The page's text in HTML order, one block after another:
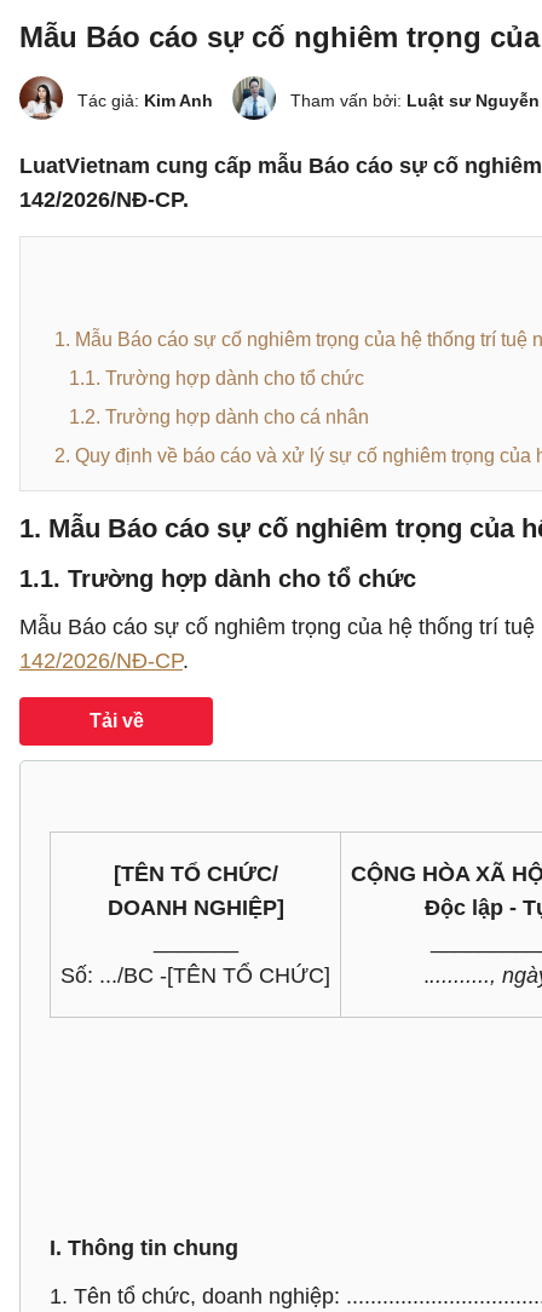
Mẫu Báo cáo sự cố nghiêm trọng
Tác giả: Kim Anh Tham vấn bởi: Luật sư
LuatVietnam cung cấp mẫu Báo cáo sự cố
142/2026/NĐ-CP.
1. Mẫu Báo cáo sự cố nghiêm trọng của hệ thống trí tuệ
1.1. Trường hợp dành cho tổ chức
1.2. Trường hợp dành cho cá nhân
2. Quy định về báo cáo và xử lý sự cố nghiêm trọng của
1. Mẫu Báo cáo sự cố nghiêm trọng của
1.1. Trường hợp dành cho tổ chức
Mẫu Báo cáo sự cố nghiêm trọng của hệ thống trí
142/2026/NĐ-CP.
Tải về
[TÊN TỔ CHỨC/
DOANH NGHIỆP]
Số: .../BC -[TÊN TỔ CHỨC]
CỘNG HÒA XÃ
Độc lập -
...........,
I. Thông tin chung
1. Tên tổ chức, doanh nghiệp: